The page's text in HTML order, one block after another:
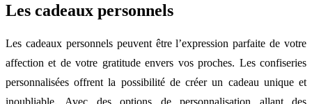
Les cadeaux personnels
Les cadeaux personnels peuvent être l’expression parfaite de votre
affection et de votre gratitude envers vos proches. Les confiseries
personnalisées offrent la possibilité de créer un cadeau unique et
inoubliable. Avec des options de personnalisation allant des